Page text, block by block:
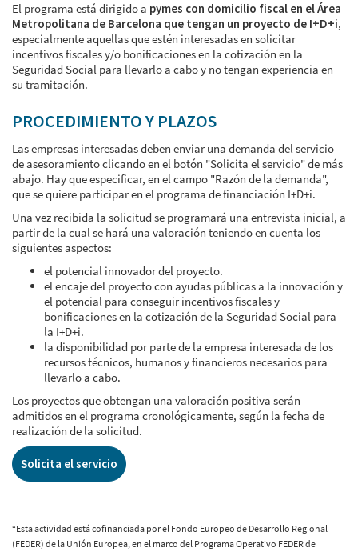
El programa está dirigido a pymes con domicilio fiscal en el Área
Metropolitana de Barcelona que tengan un proyecto de I+D+i,
especialmente aquellas que estén interesadas en solicitar
incentivos fiscales y/o bonificaciones en la cotización en la
Seguridad Social para llevarlo a cabo y no tengan experiencia en
su tramitación.
PROCEDIMIENTO Y PLAZOS
Las empresas interesadas deben enviar una demanda del servicio
de asesoramiento clicando en el botón "Solicita el servicio" de más
abajo. Hay que especificar, en el campo "Razón de la demanda",
que se quiere participar en el programa de financiación I+D+i.
Una vez recibida la solicitud se programará una entrevista inicial, a
partir de la cual se hará una valoración teniendo en cuenta los
siguientes aspectos:
el potencial innovador del proyecto.
el encaje del proyecto con ayudas públicas a la innovación y
el potencial para conseguir incentivos fiscales y
bonificaciones en la cotización de la Seguridad Social para
la I+D+i.
la disponibilidad por parte de la empresa interesada de los
recursos técnicos, humanos y financieros necesarios para
llevarlo a cabo.
Los proyectos que obtengan una valoración positiva serán
admitidos en el programa cronológicamente, según la fecha de
realización de la solicitud.
Solicita el servicio
“Esta actividad está cofinanciada por el Fondo Europeo de Desarrollo Regional
(FEDER) de la Unión Europea, en el marco del Programa Operativo FEDER de